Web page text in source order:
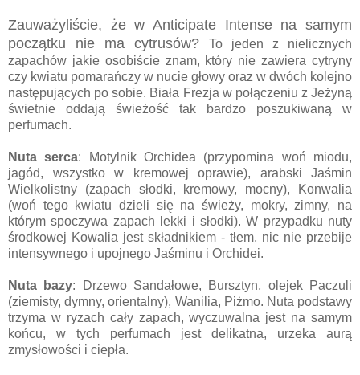
Zauważyliście, że w Anticipate Intense na samym
początku nie ma cytrusów? To jeden z nielicznych
zapachów jakie osobiście znam, który nie zawiera cytryny
czy kwiatu pomarańczy w nucie głowy oraz w dwóch kolejno
następujących po sobie. Biała Frezja w połączeniu z Jeżyną
świetnie oddają świeżość tak bardzo poszukiwaną w
perfumach.
Nuta serca: Motylnik Orchidea (przypomina woń miodu,
jagód, wszystko w kremowej oprawie), arabski Jaśmin
Wielkolistny (zapach słodki, kremowy, mocny), Konwalia
(woń tego kwiatu dzieli się na świeży, mokry, zimny, na
którym spoczywa zapach lekki i słodki). W przypadku nuty
środkowej Kowalia jest składnikiem - tłem, nic nie przebije
intensywnego i upojnego Jaśminu i Orchidei.
Nuta bazy: Drzewo Sandałowe, Bursztyn, olejek Paczuli
(ziemisty, dymny, orientalny), Wanilia, Piżmo. Nuta podstawy
trzyma w ryzach cały zapach, wyczuwalna jest na samym
końcu, w tych perfumach jest delikatna, urzeka aurą
zmysłowości i ciepła.